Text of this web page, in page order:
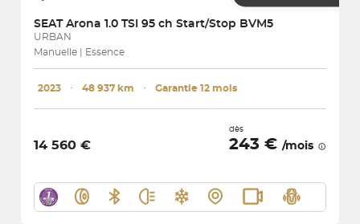
SEAT Arona 1.0 TSI 95 ch Start/Stop BVM5
URBAN
Manuelle | Essence
2023 ･ 48 937 km ･ Garantie 12 mois
14 560 €
dès
243 € /mois